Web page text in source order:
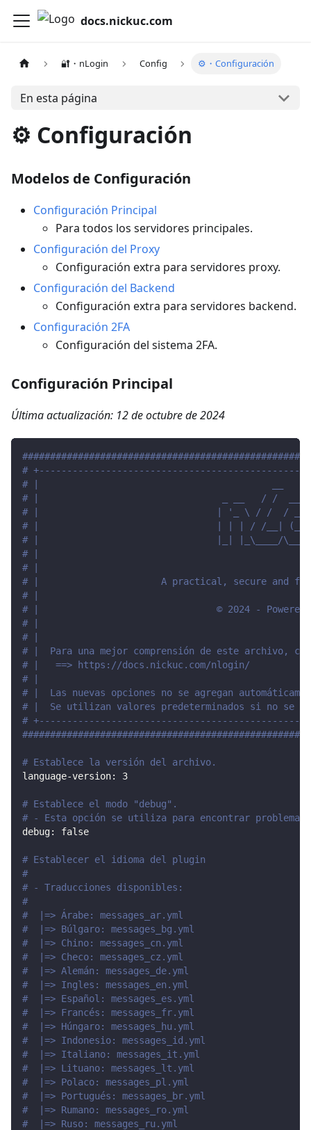
docs.nickuc.com
🔐・nLogin Config ⚙️・Configuración
En esta página
⚙️ Configuración
Modelos de Configuración
Configuración Principal
Para todos los servidores principales.
Configuración del Proxy
Configuración extra para servidores proxy.
Configuración del Backend
Configuración extra para servidores backend.
Configuración 2FA
Configuración del sistema 2FA.
Configuración Principal
Última actualización: 12 de octubre de 2024
#
# |                                          __
# |                                 _ __   / /  ___
# |                                | '_ \ / /  / _
# |                                | | | / /__|
# |                                |_| |_\____/
# |
# |
# |                      A practical, secure and
# |
# |                                © 2024 -
# |
# |
# |  Para una mejor comprensión de este
# |   ==> https://docs.nickuc.com/
# |
# |  Las nuevas opciones no se agregan
# |  Se utilizan valores predeterminados si no
#
# Establece la versión del archivo.
language-version: 3
# Establece el modo "debug".
# - Esta opción se utiliza para encontrar
debug: false
# Establecer el idioma del plugin
#
# - Traducciones disponibles:
#
#  |=> Árabe: messages_ar.yml
#  |=> Búlgaro: messages_bg.yml
#  |=> Chino: messages_cn.yml
#  |=> Checo: messages_cz.yml
#  |=> Alemán: messages_de.yml
#  |=> Ingles: messages_en.yml
#  |=> Español: messages_es.yml
#  |=> Francés: messages_fr.yml
#  |=> Húngaro: messages_hu.yml
#  |=> Indonesio: messages_id.yml
#  |=> Italiano: messages_it.yml
#  |=> Lituano: messages_lt.yml
#  |=> Polaco: messages_pl.yml
#  |=> Portugués: messages_br.yml
#  |=> Rumano: messages_ro.yml
#  |=> Ruso: messages_ru.yml